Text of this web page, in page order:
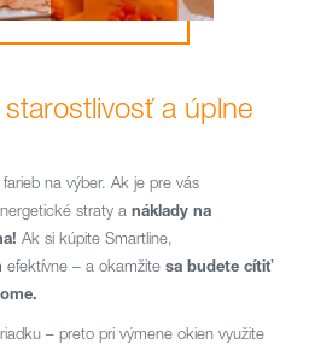
a úplne
na výber. Ak je pre vás
straty a náklady na
Ak si kúpite Smartline,
efektívne – a okamžite sa budete cítiť
– preto pri výmene okien využite